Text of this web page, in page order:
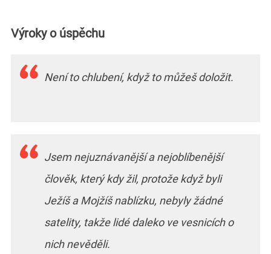
Výroky o úspěchu
Není to chlubení, když to můžeš doložit.
Jsem nejuznávanější a nejoblíbenější
člověk, který kdy žil, protože když byli
Ježíš a Mojžíš nablízku, nebyly žádné
satelity, takže lidé daleko ve vesnicích o
nich nevěděli.